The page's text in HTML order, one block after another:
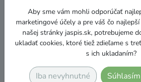
Výborné, praktické
školiteľky veľmi dobrý.
Bc. Dušan Rajter
Aby sme vám mohli odporúčať
marketingové účely a pre váš čo
našej stránky jaspis.sk, potrebujeme
ukladať cookies, ktoré tiež zdieľame s
s ich ukladaním?
Iba nevyhnutné